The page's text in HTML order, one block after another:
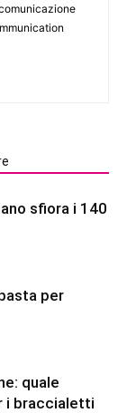
sfiora i 140
per
quale
i braccialetti